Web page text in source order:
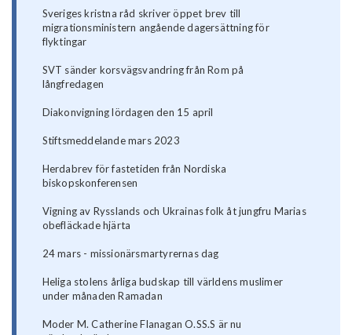
Sveriges kristna råd skriver öppet brev till
migrationsministern angående dagersättning för
flyktingar
SVT sänder korsvägsvandring från Rom på
långfredagen
Diakonvigning lördagen den 15 april
Stiftsmeddelande mars 2023
Herdabrev för fastetiden från Nordiska
biskopskonferensen
Vigning av Rysslands och Ukrainas folk åt jungfru Marias
obefläckade hjärta
24 mars - missionärsmartyrernas dag
Heliga stolens årliga budskap till världens muslimer
under månaden Ramadan
Moder M. Catherine Flanagan O.SS.S är nu